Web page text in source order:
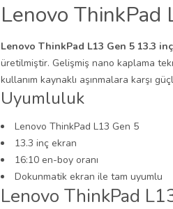
Lenovo
Lenovo ThinkPad L13 Gen 5 13.3
üretilmiştir. Gelişmiş nano kaplama
kullanım kaynaklı aşınmalara karşı
Uyumluluk
Lenovo ThinkPad L13 Gen 5
13.3 inç ekran
16:10 en-boy oranı
Dokunmatik ekran ile tam uyumlu
Lenovo ThinkPad